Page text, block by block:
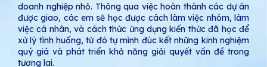
doanh nghiệp nhỏ. Thông qua việc hoàn thành các dự án
được giao, các em sẽ học được cách làm việc nhóm, làm
việc cá nhân, và cách thức ứng dụng kiến thức đã học để
xử lý tình huống, từ đó tự mình đúc kết những kinh nghiệm
quý giá và phát triển khả năng giải quyết vấn đề trong
tương lai.